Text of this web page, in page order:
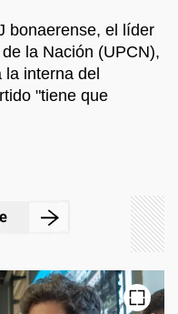
bonaerense, el líder
la Nación (UPCN),
interna del
"tiene que